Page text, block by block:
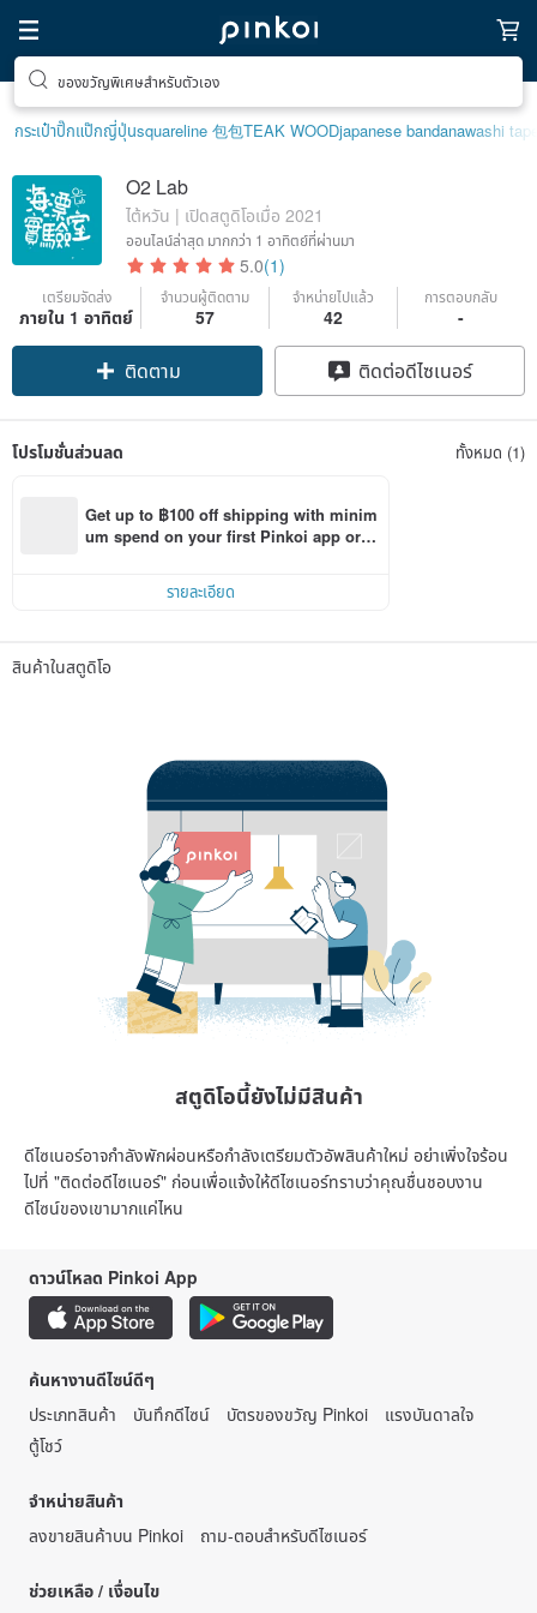
ของขวัญพิเศษสำหรับตัวเอง
กระเป๋าปิ๊กแป๊กญี่ปุ่นsquareline 包包TEAK WOODjapanese bandanawashi
O2 Lab
ไต้หวัน | เปิดสตูดิโอเมื่อ 2021
ออนไลน์ล่าสุด มากกว่า 1 อาทิตย์ที่ผ่านมา
5.0(1)
เตรียมจัดส่ง
ภายใน 1 อาทิตย์
จำนวนผู้ติดตาม
57
จำหน่ายไปแล้ว
42
การตอบกลับ
-
ติดตาม ติดต่อดีไซเนอร์
โปรโมชั่นส่วนลด ทั้งหมด (1)
Get up to ฿100 off shipping with minim
um spend on your first Pinkoi app orde
รายละเอียด
สินค้าในสตูดิโอ
สตูดิโอนี้ยังไม่มีสินค้า
ดีไซเนอร์อาจกำลังพักผ่อนหรือกำลังเตรียมตัวอัพสินค้าใหม่ อย่าเพิ่งใจร้อน
ไปที่ "ติดต่อดีไซเนอร์" ก่อนเพื่อแจ้งให้ดีไซเนอร์ทราบว่าคุณชื่นชอบงาน
ดีไซน์ของเขามากแค่ไหน
ดาวน์โหลด Pinkoi App
ค้นหางานดีไซน์ดีๆ
ประเภทสินค้า
บันทึกดีไซน์ บัตรของขวัญ Pinkoi
แรงบันดาลใจ
ตู้โชว์
จำหน่ายสินค้า
ลงขายสินค้าบน Pinkoi
ถาม-ตอบสำหรับดีไซเนอร์
ช่วยเหลือ / เงื่อนไข